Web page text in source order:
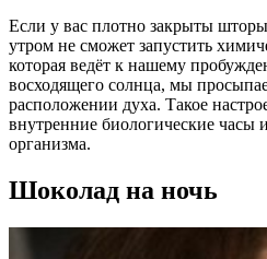
Если у вас плотно закрыты
утром не сможет запустить
которая ведёт к нашему
восходящего солнца, мы
расположении духа. Такое
внутренние биологические часы
организма.
Шоколад на ночь